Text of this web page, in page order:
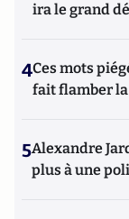
ira le grand
4Ces mots
fait flamber
5Alexandre
plus à une